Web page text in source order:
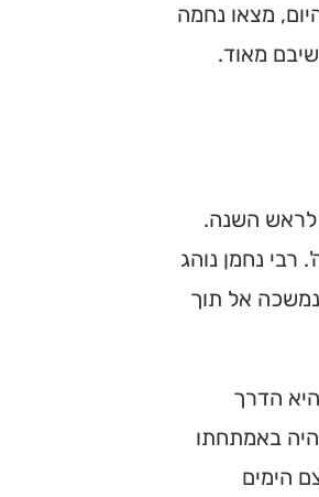
מצאו נחמה
מאוד.
לראש השנה.
רבי נחמן נוהג
אל תוך
הדרך
באמתחתו
הימים